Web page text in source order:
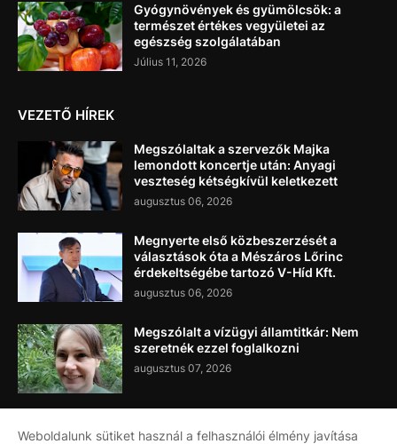
Gyógynövények és gyümölcsök: a
természet értékes vegyületei az
egészség szolgálatában
Július 11, 2026
VEZETŐ HÍREK
Megszólaltak a szervezők Majka
lemondott koncertje után: Anyagi
veszteség kétségkívül keletkezett
augusztus 06, 2026
Megnyerte első közbeszerzését a
választások óta a Mészáros Lőrinc
érdekeltségébe tartozó V-Híd Kft.
augusztus 06, 2026
Megszólalt a vízügyi államtitkár: Nem
szeretnék ezzel foglalkozni
augusztus 07, 2026
Weboldalunk sütiket használ a felhasználói élmény javítása